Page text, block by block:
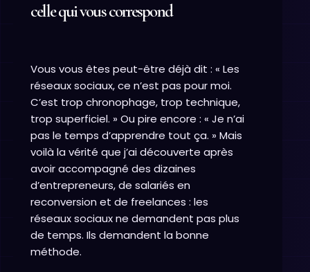
celle qui vous correspond
Vous vous êtes peut-être déjà dit : « Les
réseaux sociaux, ce n’est pas pour moi.
C’est trop chronophage, trop technique,
trop superficiel. » Ou pire encore : « Je n’ai
pas le temps d’apprendre tout ça. » Mais
voilà la vérité que j’ai découverte après
avoir accompagné des dizaines
d’entrepreneurs, de salariés en
reconversion et de freelances : les
réseaux sociaux ne demandent pas plus
de temps. Ils demandent la bonne
méthode.